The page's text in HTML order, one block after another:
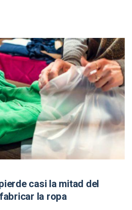
casi la mitad del
la ropa